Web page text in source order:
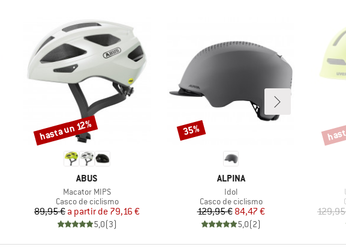
MARCA
ABUS
Artículo
Macator MIPS
Product group
Casco de ciclismo
Precio
89,95 € Precio reducido
a partir de 79,16 €
5,0(3)
Descuento
hasta un 12%
MARCA
ALPINA
Artículo
Idol
Product group
Casco de ciclismo
Precio
129,95 €Precio reducido
84,47 €
5,0(2)
Descuento
35%